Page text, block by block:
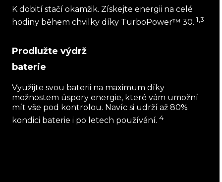
K dobití stačí okamžik. Získejte energii na celé
hodiny během chvilky díky TurboPower™ 30. 1,3
Prodlužte výdrž
baterie
Využijte svou baterii na maximum díky
možnostem úspory energie, které vám umožní
mít vše pod kontrolou. Navíc si udrží až 80%
kondici baterie i po letech používání. 4